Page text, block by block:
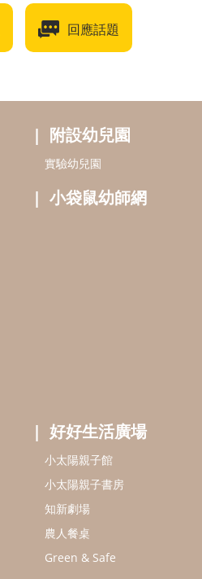
回應話題
附設幼兒園
實驗幼兒園
小袋鼠幼師網
好好生活廣場
小太陽親子館
小太陽親子書房
知新劇場
農人餐桌
Green & Safe